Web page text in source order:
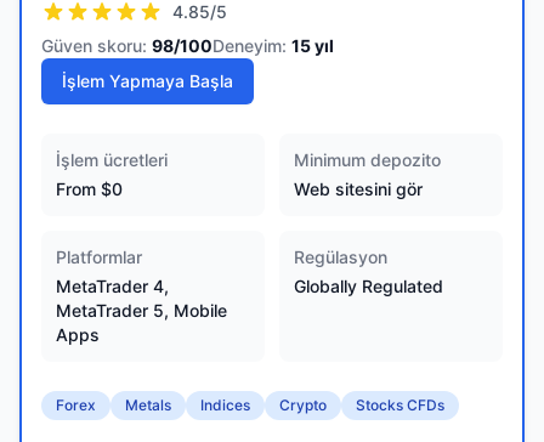
4.85/5
Güven skoru: 98/100Deneyim: 15yıl
İşlem Yapmaya Başla
İşlem ücretleri
From $0
Minimum depozito
Web sitesini gör
Platformlar
MetaTrader 4,
MetaTrader 5, Mobile
Apps
Regülasyon
Globally Regulated
Forex Metals Indices Crypto Stocks CFDs